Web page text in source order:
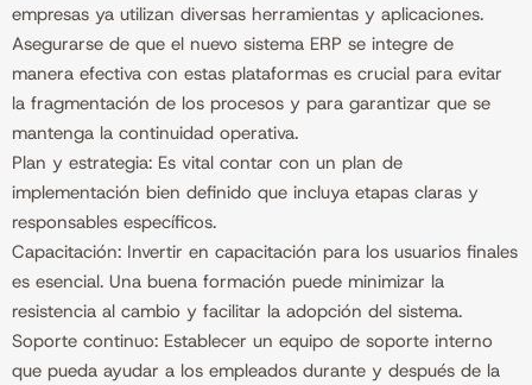
empresas ya utilizan diversas herramientas y aplicaciones.
Asegurarse de que el nuevo sistema ERP se integre de
manera efectiva con estas plataformas es crucial para evitar
la fragmentación de los procesos y para garantizar que se
mantenga la continuidad operativa.
Plan y estrategia: Es vital contar con un plan de
implementación bien definido que incluya etapas claras y
responsables específicos.
Capacitación: Invertir en capacitación para los usuarios finales
es esencial. Una buena formación puede minimizar la
resistencia al cambio y facilitar la adopción del sistema.
Soporte continuo: Establecer un equipo de soporte interno
que pueda ayudar a los empleados durante y después de la